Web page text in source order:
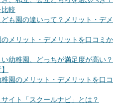
較
も園の違いって？メリット・デメ
メリット・デメリットを口コミか
幼稚園、どっちが満足度が高い？
園のメリット・デメリットを口コ
イト「スクールナビ」とは？